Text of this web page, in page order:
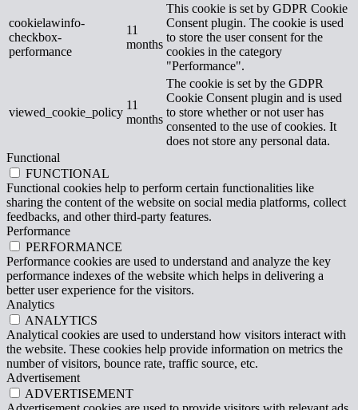
cookielawinfo-
checkbox-
performance
11
months
This cookie is set by GDPR Cookie
Consent plugin. The cookie is used
to store the user consent for the
cookies in the category
"Performance".
viewed_cookie_policy
11
months
The cookie is set by the GDPR
Cookie Consent plugin and is used
to store whether or not user has
consented to the use of cookies. It
does not store any personal data.
Functional
FUNCTIONAL
Functional cookies help to perform certain functionalities like
sharing the content of the website on social media platforms, collect
feedbacks, and other third-party features.
Performance
PERFORMANCE
Performance cookies are used to understand and analyze the key
performance indexes of the website which helps in delivering a
better user experience for the visitors.
Analytics
ANALYTICS
Analytical cookies are used to understand how visitors interact with
the website. These cookies help provide information on metrics the
number of visitors, bounce rate, traffic source, etc.
Advertisement
ADVERTISEMENT